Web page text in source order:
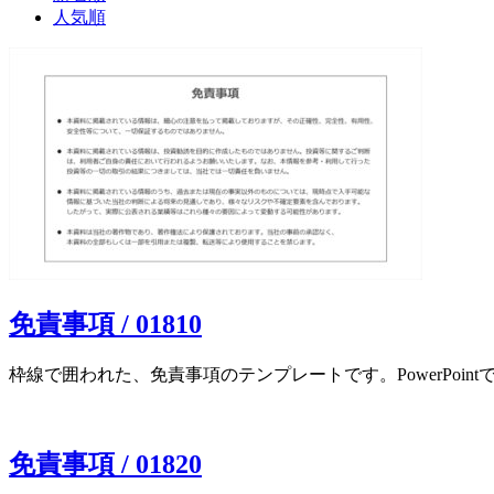
人気順
免責事項 / 01810
枠線で囲われた、免責事項のテンプレートです。
免責事項 / 01820